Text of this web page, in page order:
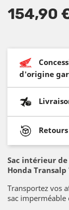
154,90
d'origine
Sac intérieur
Honda Transalp
Transportez vos
sac